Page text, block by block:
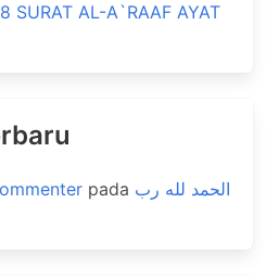
SURAT AL-A`RAAF AYAT
pada الحمد لله رب